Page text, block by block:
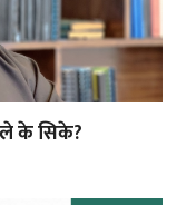
के सिके?